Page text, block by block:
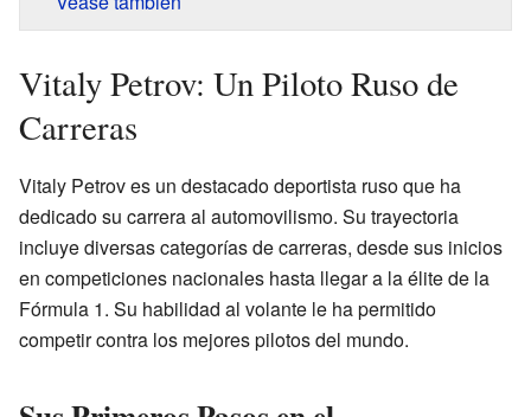
Vitaly Petrov: Un Piloto Ruso de
Carreras
Vitaly Petrov es un destacado deportista ruso que ha
dedicado su carrera al automovilismo. Su trayectoria
incluye diversas categorías de carreras, desde sus inicios
en competiciones nacionales hasta llegar a la élite de la
Fórmula 1. Su habilidad al volante le ha permitido
competir contra los mejores pilotos del mundo.